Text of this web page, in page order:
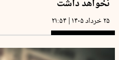
نخواهد داشت
۲۵ خرداد ۱۴۰۵ | ۲۱:۵۴